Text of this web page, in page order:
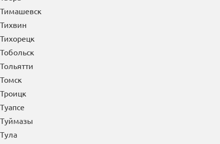
Тамбов
Тверь
Тимашевск
Тихвин
Тихорецк
Тобольск
Тольятти
Томск
Троицк
Туапсе